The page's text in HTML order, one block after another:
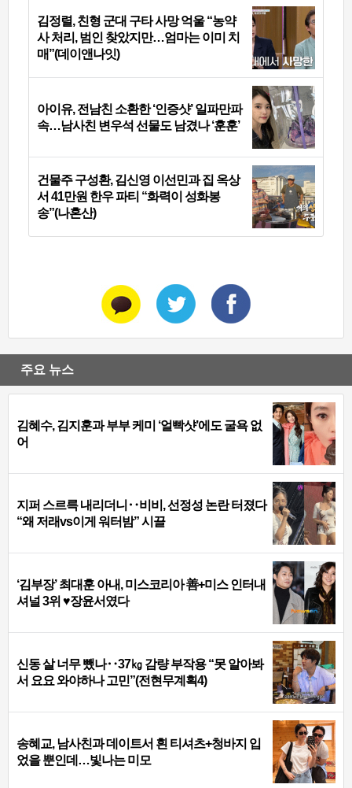
김정렬, 친형 군대 구타 사망 억울 “농약
사 처리, 범인 찾았지만…엄마는 이미 치
매”(데이앤나잇)
아이유, 전남친 소환한 ‘인증샷’ 일파만파
속…남사친 변우석 선물도 남겼나 ‘훈훈’
건물주 구성환, 김신영 이선민과 집 옥상
서 41만원 한우 파티 “화력이 성화봉
송”(나혼산)
주요 뉴스
김혜수, 김지훈과 부부 케미 ‘얼빡샷’에도 굴욕 없
어
지퍼 스르륵 내리더니‥비비, 선정성 논란 터졌다
“왜 저래vs이게 워터밤” 시끌
‘김부장’ 최대훈 아내, 미스코리아 善+미스 인터내
셔널 3위 ♥장윤서였다
신동 살 너무 뺐나‥37㎏ 감량 부작용 “못 알아봐
서 요요 와야하나 고민”(전현무계획4)
송혜교, 남사친과 데이트서 흰 티셔츠+청바지 입
었을 뿐인데…빛나는 미모